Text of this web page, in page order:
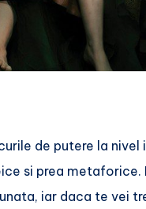
de putere la
si prea metaforice.
iar daca te vei